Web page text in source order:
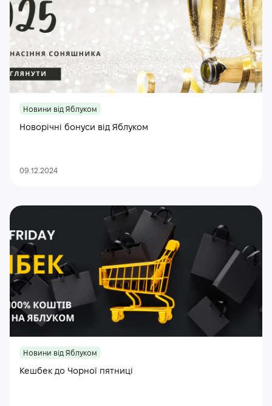
Новини від Яблуком
Новорічні бонуси від Яблуком
09.12.2024
Новини від Яблуком
Кешбек до Чорної пятниці